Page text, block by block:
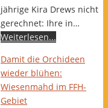
jährige Kira Drews nicht
gerechnet: Ihre in…
Weiterlesen...
Damit die Orchideen
wieder blühen:
Wiesenmahd im FFH-
Gebiet